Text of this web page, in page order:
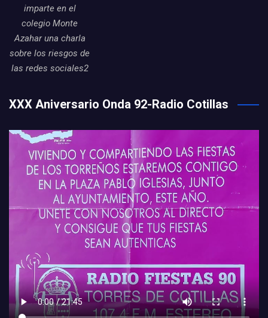
imparte en el
colegio Monte
Azahar una charla
sobre los riesgos de
las redes sociales2
XXX Aniversario Onda 92-Radio Cotillas